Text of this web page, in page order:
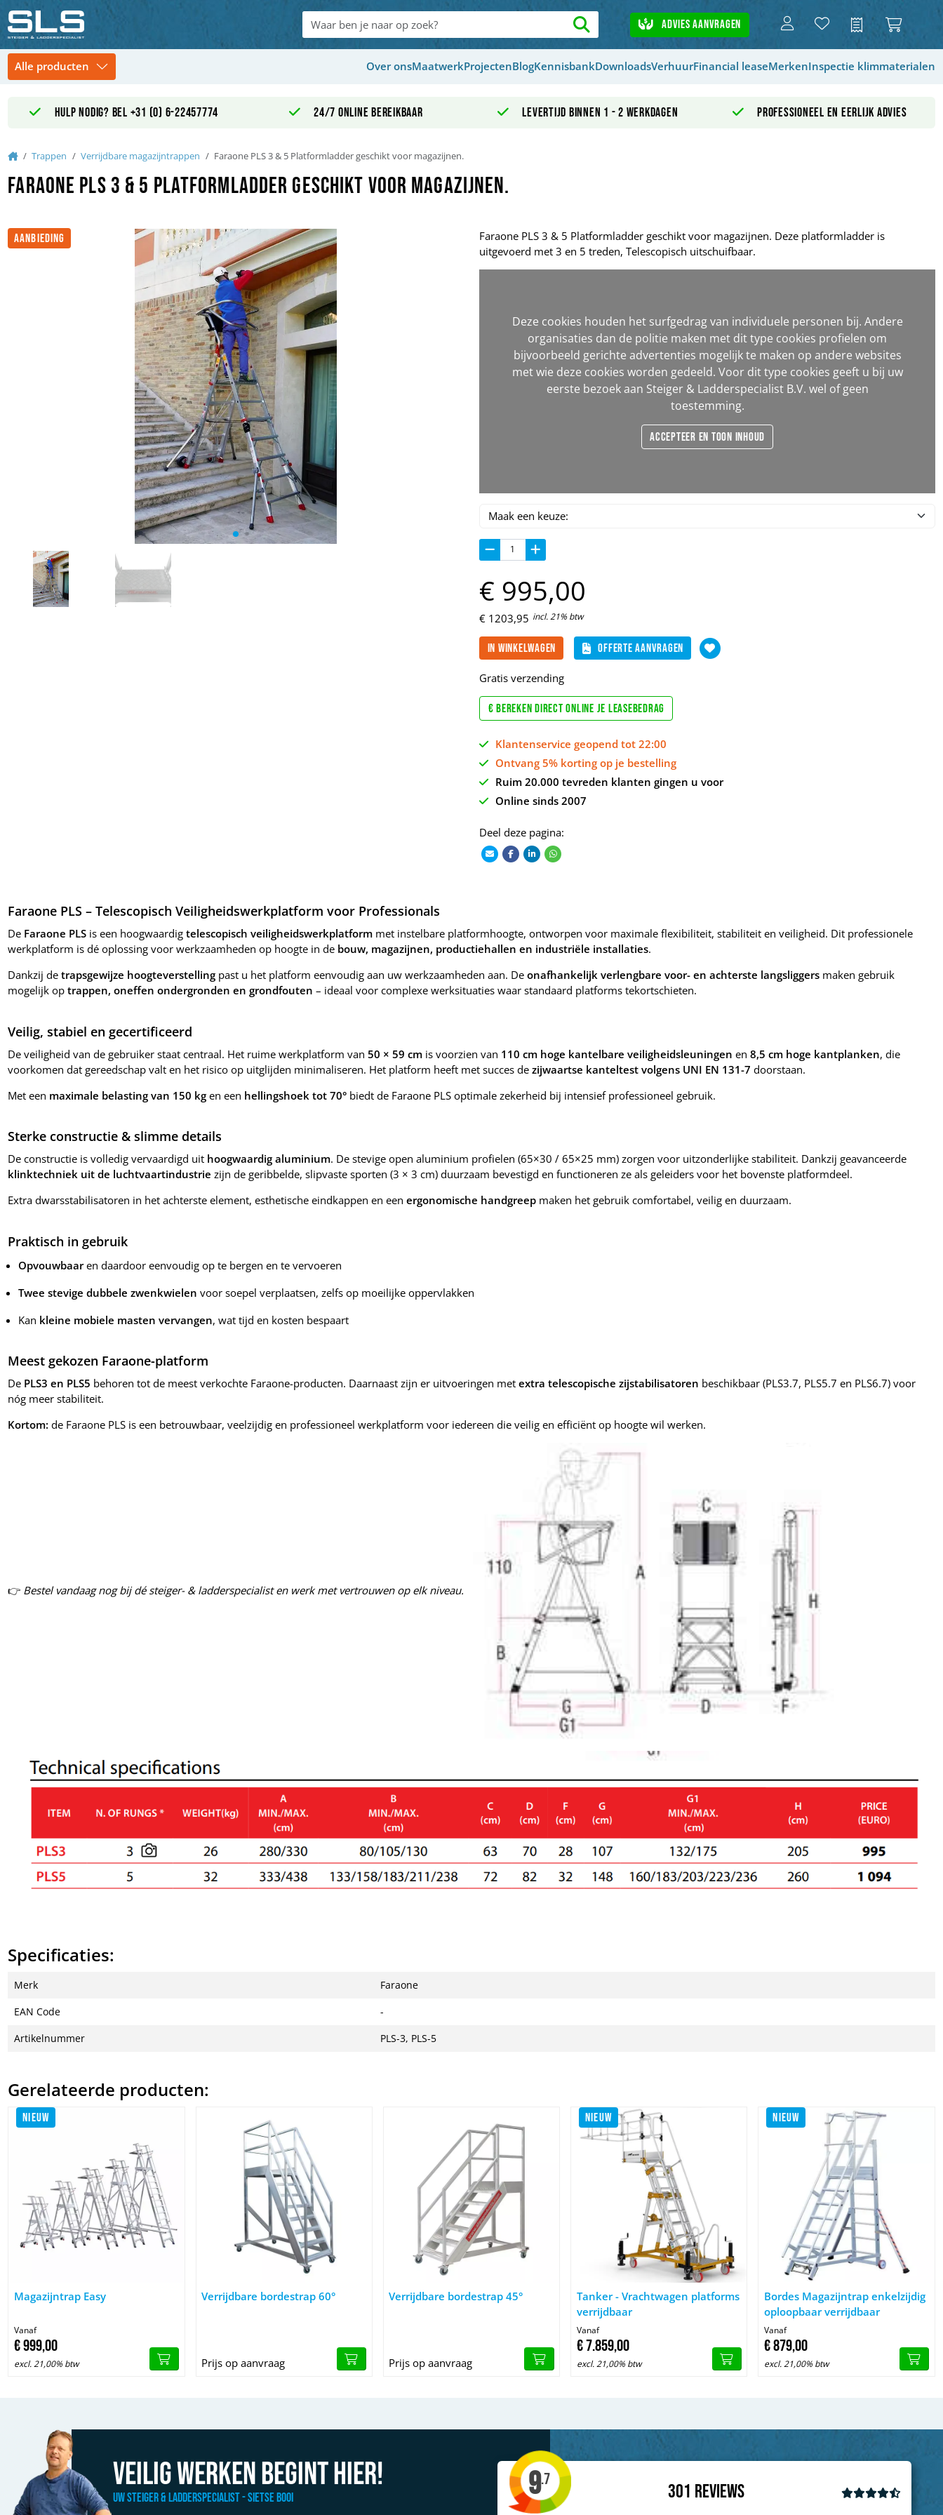
Offerte
Advies aanvragen
Over onsMaatwerkProjectenBlogKennisbankDownloadsVerhuurFinancial leaseMerkenInspectie klimmaterialen
Hulp nodig? Bel +31 (0) 6-22457774 24/7 online bereikbaar Levertijd binnen 1 - 2 werkdagen Professioneel en eerlijk advies
HomeTrappen Verrijdbare magazijntrappen Faraone PLS 3 & 5 Platformladder geschikt voor magazijnen.
Faraone PLS 3 & 5 Platformladder geschikt voor magazijnen.
AANBIEDING
Faraone PLS 3 & 5 Platformladder geschikt voor magazijnen. Deze platformladder is
uitgevoerd met 3 en 5 treden, Telescopisch uitschuifbaar.
Deze cookies houden het surfgedrag van individuele personen bij. Andere
organisaties dan de politie maken met dit type cookies profielen om
bijvoorbeeld gerichte advertenties mogelijk te maken op andere websites
met wie deze cookies worden gedeeld. Voor dit type cookies geeft u bij uw
eerste bezoek aan Steiger & Ladderspecialist B.V. wel of geen
toestemming.
Accepteer en toon inhoud
€ 1203,95 incl. 21% btw
€ 995,00
In winkelwagen Offerte aanvragen
Gratis verzending
€ Bereken direct online je leasebedrag
Klantenservice geopend tot 22:00
Ontvang 5% korting op je bestelling
Ruim 20.000 tevreden klanten gingen u voor
Online sinds 2007
Deel deze pagina:
Faraone PLS – Telescopisch Veiligheidswerkplatform voor Professionals
De Faraone PLS is een hoogwaardigtelescopisch veiligheidswerkplatform met instelbare platformhoogte, ontworpen voor maximale flexibiliteit, stabiliteit en veiligheid. Dit professionele
werkplatform is dé oplossing voor werkzaamheden op hoogte in de bouw, magazijnen, productiehallen en industriële installaties.
Dankzij detrapsgewijze hoogteverstelling past u het platform eenvoudig aan uw werkzaamheden aan. Deonafhankelijk verlengbare voor- en achterste langsliggers maken gebruik
mogelijk optrappen, oneffen ondergronden en grondfouten – ideaal voor complexe werksituaties waar standaard platforms tekortschieten.
Veilig, stabiel en gecertificeerd
De veiligheid van de gebruiker staat centraal. Het ruime werkplatform van50 × 59 cm is voorzien van 110 cm hoge kantelbare veiligheidsleuningen en8,5 cm hoge kantplanken, die
voorkomen dat gereedschap valt en het risico op uitglijden minimaliseren. Het platform heeft met succes dezijwaartse kanteltest volgens UNI EN 131-7 doorstaan.
Met een maximale belasting van 150 kg en een hellingshoek tot 70° biedt de Faraone PLS optimale zekerheid bij intensief professioneel gebruik.
Sterke constructie & slimme details
De constructie is volledig vervaardigd uit hoogwaardig aluminium. De stevige open aluminium profielen (65×30 / 65×25 mm) zorgen voor uitzonderlijke stabiliteit. Dankzij geavanceerde
klinktechniek uit de luchtvaartindustrie zijn de geribbelde, slipvaste sporten (3 × 3 cm) duurzaam bevestigd en functioneren ze als geleiders voor het bovenste platformdeel.
Extra dwarsstabilisatoren in het achterste element, esthetische eindkappen en eenergonomische handgreep maken het gebruik comfortabel, veilig en duurzaam.
Praktisch in gebruik
Opvouwbaaren daardoor eenvoudig op te bergen en te vervoeren
Twee stevige dubbele zwenkwielen voor soepel verplaatsen, zelfs op moeilijke oppervlakken
Kan kleine mobiele masten vervangen, wat tijd en kosten bespaart
Meest gekozen Faraone-platform
De PLS3 en PLS5 behoren tot de meest verkochte Faraone-producten. Daarnaast zijn er uitvoeringen metextra telescopische zijstabilisatoren beschikbaar (PLS3.7, PLS5.7 en PLS6.7) voor
nóg meer stabiliteit.
Kortom: de Faraone PLS is een betrouwbaar, veelzijdig en professioneel werkplatform voor iedereen die veilig en efficiënt op hoogte wil werken.
👉 Bestel vandaag nog bij dé steiger- & ladderspecialist en werk met vertrouwen op elk niveau.
Specificaties:
Merk Faraone
EAN Code -
Artikelnummer PLS-3, PLS-5
Gerelateerde producten:
NIEUW
Afbeelding Magazijntrap Easy
Magazijntrap Easy
Vanaf
€999,00
excl. 21,00% btw
Afbeelding Verrijdbare bordestrap 60°
Verrijdbare bordestrap 60°
Prijs op aanvraag
Afbeelding Verrijdbare bordestrap 45°
Verrijdbare bordestrap 45°
Prijs op aanvraag
NIEUW
Afbeelding Tanker - Vrachtwagen platforms verrijdbaar
Tanker - Vrachtwagen platforms
verrijdbaar
Vanaf
€7.859,00
excl. 21,00% btw
NIEUW
Afbeelding Bordes Magazijntrap
Bordes Magazijntrap enkelzijdig
oploopbaar verrijdbaar
Vanaf
€879,00
excl. 21,00% btw
Veilig werken begint hier!
Uw Steiger & Ladderspecialist - Sietse Booi 9.7
301 Reviews